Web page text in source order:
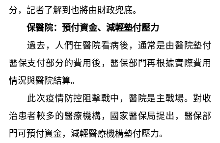
分，記者了解到也將由財政兜底。
保醫院：預付資金、減輕墊付壓力
過去，人們在醫院看病後，通常是由醫院墊付
醫保支付部分的費用後，醫保部門再根據實際費用
情況與醫院結算。
此次疫情防控阻擊戰中，醫院是主戰場。對收
治患者較多的醫療機構，國家醫保局提出，醫保部
門可預付資金，減輕醫療機構墊付壓力。